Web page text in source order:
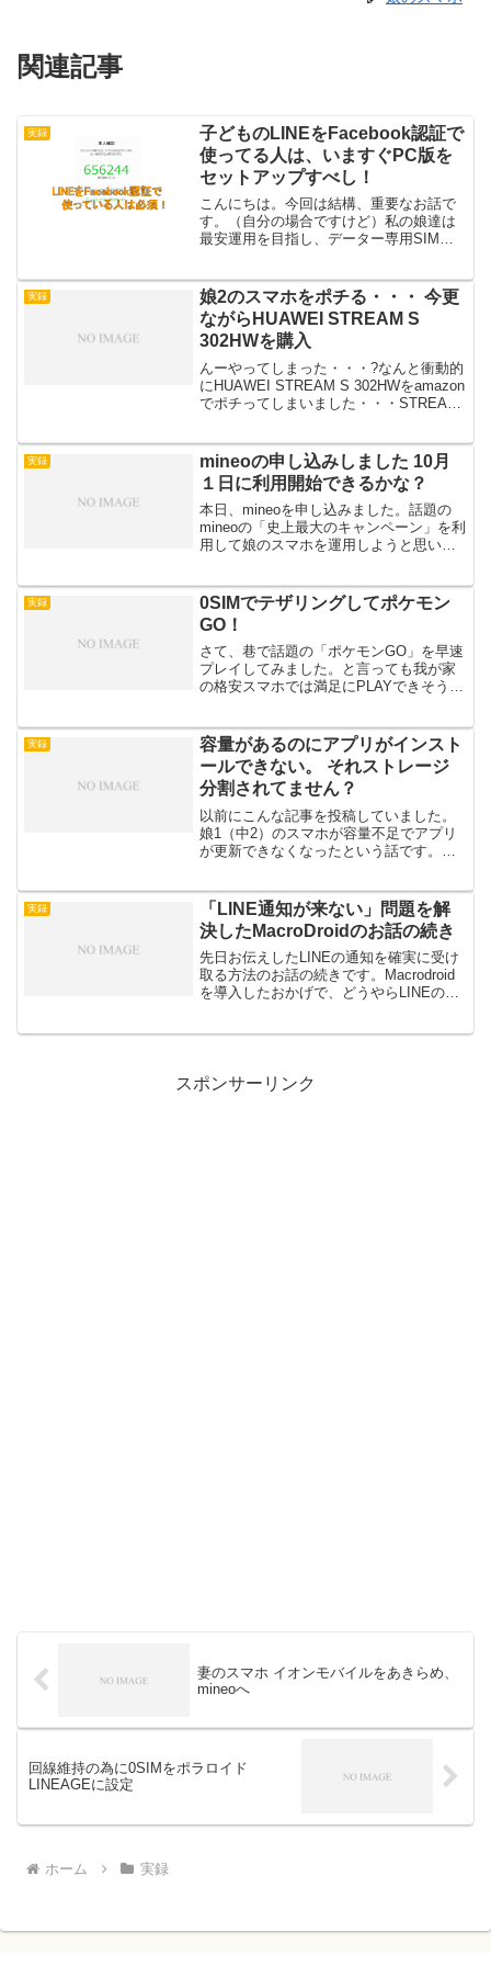
関連記事
実録
子どものLINEをFacebook認証で
使ってる人は、いますぐPC版を
セットアップすべし！
こんにちは。今回は結構、重要なお話で
す。（自分の場合ですけど）私の娘達は
最安運用を目指し、データー専用SIMで
ないので、LINEはFacebook認証を利用し
てアカ...
実録
娘2のスマホをポチる・・・ 今更
ながらHUAWEI STREAM S
302HWを購入
んーやってしまった・・・?なんと衝動的
にHUAWEI STREAM S 302HWをamazon
でポチってしまいました・・・STREAM
ト...
実録
mineoの申し込みしました 10月
１日に利用開始できるかな？
本日、mineoを申し込みました。話題の
mineoの「史上最大のキャンペーン」を利
用して娘のスマホを運用しようと思いす
ヶ月間も無料で利用することが可能で
す。現在、...
実録
0SIMでテザリングしてポケモン
GO！
さて、巷で話題の「ポケモンGO」を早速
プレイしてみました。と言っても我が家
の格安スマホでは満足にPLAYできそうな
302HWは一応GooglePlayには出てきてお
り...
実録
容量があるのにアプリがインスト
ールできない。 それストレージ
分割されてません？
以前にこんな記事を投稿していました。
娘1（中2）のスマホが容量不足でアプリ
が更新できなくなったという話です。こ
を削除しても改善できません。メニュー
の設定から...
実録
「LINE通知が来ない」問題を解
決したMacroDroidのお話の続き
先日お伝えしたLINEの通知を確実に受け
取る方法のお話の続きです。Macrodroid
を導入したおかげで、どうやらLINEの通
スポンサーリンク
妻のスマホ イオンモバイルをあきらめ、
mineoへ
回線維持の為に0SIMをポラロイド
LINEAGEに設定
ホーム 実録